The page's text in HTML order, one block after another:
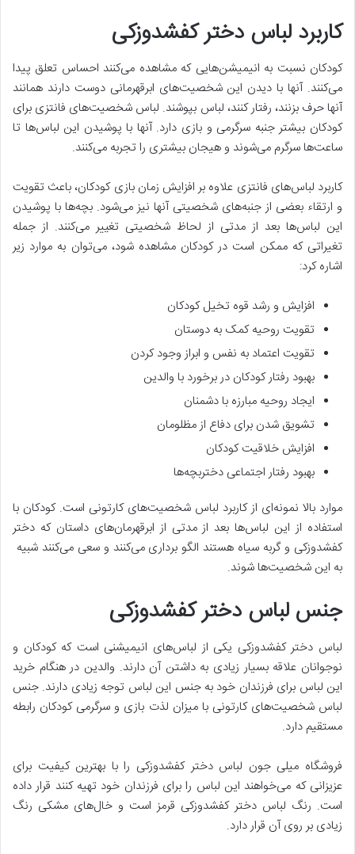
کاربرد لباس دختر کفشدوزکی
کودکان نسبت به انیمیشن‌هایی که مشاهده می‌کنند احساس تعلق پیدا
می‌کنند. آنها با دیدن این شخصیت‌های ابرقهرمانی دوست دارند همانند
آنها حرف بزنند، رفتار کنند، لباس بپوشند. لباس شخصیت‌های فانتزی برای
کودکان بیشتر جنبه سرگرمی و بازی دارد. آنها با پوشیدن این لباس‌ها تا
ساعت‌ها سرگرم می‌شوند و هیجان بیشتری را تجربه می‌کنند.
کاربرد لباس‌های فانتزی علاوه بر افزایش زمان بازی کودکان، باعث تقویت
و ارتقاء بعضی از جنبه‌های شخصیتی آنها نیز می‌شود. بچه‌ها با پوشیدن
این لباس‌ها بعد از مدتی از لحاظ شخصیتی تغییر می‌کنند. از جمله
تغیراتی که ممکن است در کودکان مشاهده شود، می‌توان به موارد زیر
اشاره کرد:
افزایش و رشد قوه تخیل کودکان
تقویت روحیه کمک به دوستان
تقویت اعتماد به نفس و ابراز وجود کردن
بهبود رفتار کودکان در برخورد با والدین
ایجاد روحیه مبارزه با دشمنان
تشویق شدن برای دفاع از مظلومان
افزایش خلاقیت کودکان
بهبود رفتار اجتماعی دختربچه‌ها
موارد بالا نمونه‌ای از کاربرد لباس شخصیت‌های کارتونی است. کودکان با
استفاده از این لباس‌ها بعد از مدتی از ابرقهرمان‌های داستان که دختر
کفشدوزکی و گربه سیاه هستند الگو برداری می‌کنند و سعی می‌کنند شبیه
به این شخصیت‌ها شوند.
جنس لباس دختر کفشدوزکی
لباس دختر کفشدوزکی یکی از لباس‌های انیمیشنی است که کودکان و
نوجوانان علاقه بسیار زیادی به داشتن آن دارند. والدین در هنگام خرید
این لباس برای فرزندان خود به جنس این لباس توجه زیادی دارند. جنس
لباس شخصیت‌های کارتونی با میزان لذت بازی و سرگرمی کودکان رابطه
مستقیم دارد.
فروشگاه میلی جون لباس دختر کفشدوزکی را با بهترین کیفیت برای
عزیزانی که می‌خواهند این لباس را برای فرزندان خود تهیه کنند قرار داده
است. رنگ لباس دختر کفشدوزکی قرمز است و خال‌های مشکی رنگ
زیادی بر روی آن قرار دارد.